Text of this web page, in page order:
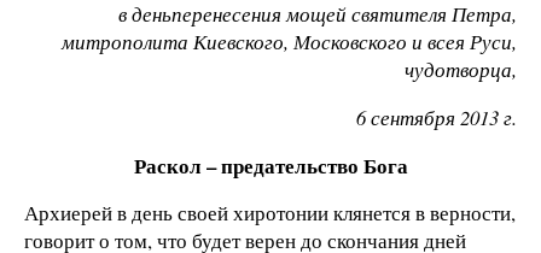
в деньперенесения мощей святителя Петра,
митрополита Киевского, Московского и всея Руси,
чудотворца,
6 сентября 2013 г.
Раскол – предательство Бога
Архиерей в день своей хиротонии клянется в верности,
говорит о том, что будет верен до скончания дней